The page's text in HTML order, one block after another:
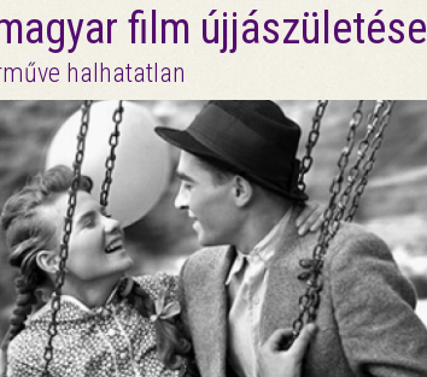
film újjászületése
halhatatlan